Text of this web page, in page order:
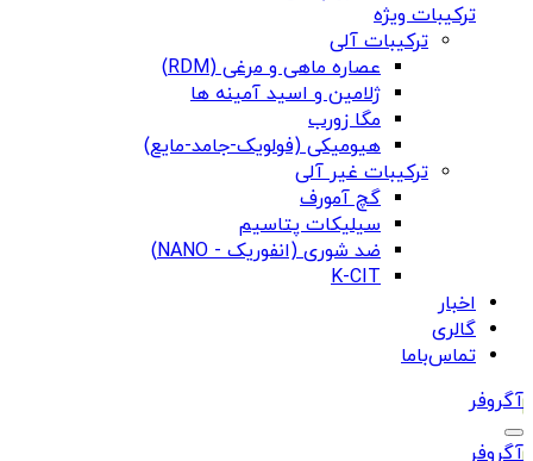
ترکیبات ویژه
ترکیبات آلی
عصاره ماهی و مرغی (RDM)
ژلامین و اسید آمینه ها
مگا زورب
هیومیکی (فولویک-جامد-مایع)
ترکیبات غیر آلی
گچ آمورف
سیلیکات پتاسیم
ضد شوری (انفوریک - NANO)
K-CIT
اخبار
گالری
تماس‌باما
آگروفر
آگروفر